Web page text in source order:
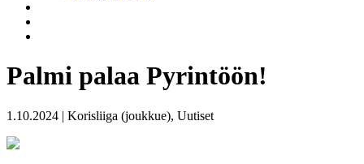
Palmi palaa Pyrintöön!
1.10.2024 | Korisliiga (joukkue), Uutiset